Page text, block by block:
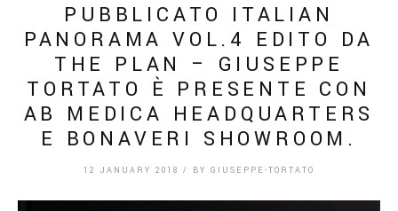
PUBBLICATO ITALIAN
PANORAMA VOL.4 EDITO DA
THE PLAN – GIUSEPPE
TORTATO È PRESENTE CON
AB MEDICA HEADQUARTERS
E BONAVERI SHOWROOM.
12 JANUARY 2018 / BY GIUSEPPE-TORTATO